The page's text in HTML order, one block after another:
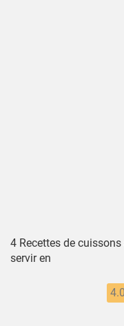
4 Recettes de
servir en
4.0